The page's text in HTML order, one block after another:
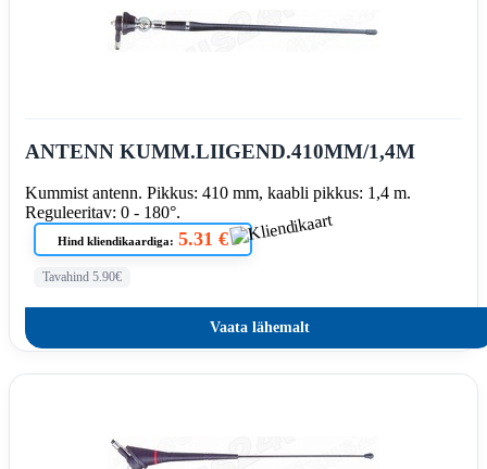
ANTENN KUMM.LIIGEND.410MM/1,4M
Kummist antenn. Pikkus: 410 mm, kaabli pikkus: 1,4 m.
Reguleeritav: 0 - 180°.
Hind kliendikaardiga: 5.31 €
Tavahind 5.90€
Vaata lähemalt